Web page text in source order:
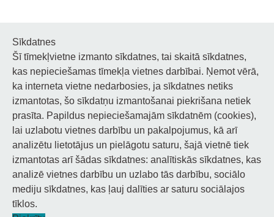
Noderīgi
Privātuma politika
Sīkdatņu privātuma politika
Piekļūstamība
© 2026 Staņislava Broka Daugavpils Mūzikas vidusskola.
Sīkdatnes
Šī tīmekļvietne izmanto sīkdatnes, tai skaitā sīkdatnes,
kas nepieciešamas tīmekļa vietnes darbībai. Ņemot vērā,
ka interneta vietne nedarbosies, ja sīkdatnes netiks
izmantotas, šo sīkdatņu izmantošanai piekrišana netiek
prasīta. Papildus nepieciešamajām sīkdatnēm (cookies),
lai uzlabotu vietnes darbību un pakalpojumus, kā arī
analizētu lietotājus un pielāgotu saturu, šajā vietnē tiek
izmantotas arī šādas sīkdatnes: analītiskās sīkdatnes, kas
analizē vietnes darbību un uzlabo tās darbību, sociālo
mediju sīkdatnes, kas ļauj dalīties ar saturu sociālajos
tīklos.